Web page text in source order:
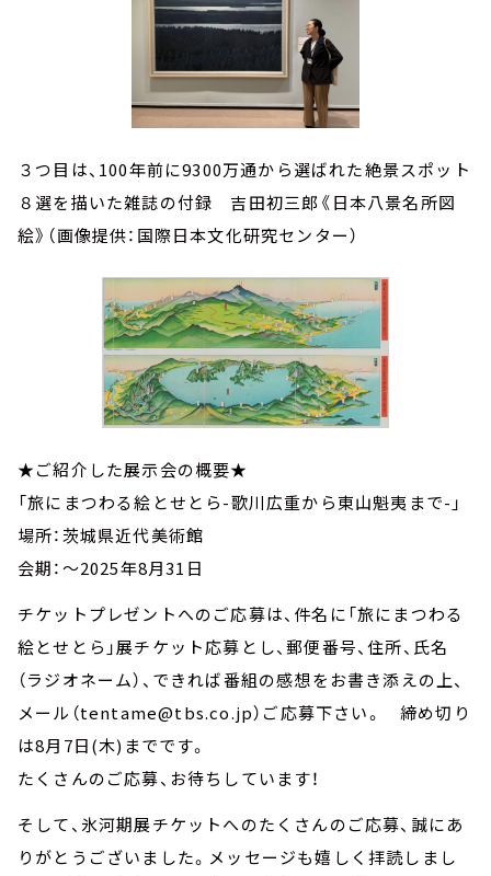
３つ目は、100年前に9300万通から選ばれた絶景スポット
８選を描いた雑誌の付録 吉田初三郎《日本八景名所図
絵》（画像提供：国際日本文化研究センター）
★ご紹介した展示会の概要★
「旅にまつわる絵とせとら-歌川広重から東山魁夷まで-」
場所：茨城県近代美術館
会期：～2025年8月31日
チケットプレゼントへのご応募は、件名に「旅にまつわる
絵とせとら」展チケット応募とし、郵便番号、住所、氏名
（ラジオネーム）、できれば番組の感想をお書き添えの上、
メール（tentame@tbs.co.jp）ご応募下さい。 締め切り
は8月7日(木)までです。
たくさんのご応募、お待ちしています！
そして、氷河期展チケットへのたくさんのご応募、誠にあ
りがとうございました。メッセージも嬉しく拝読しまし